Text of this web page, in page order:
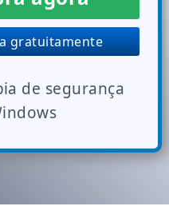
gratuitamente
de segurança